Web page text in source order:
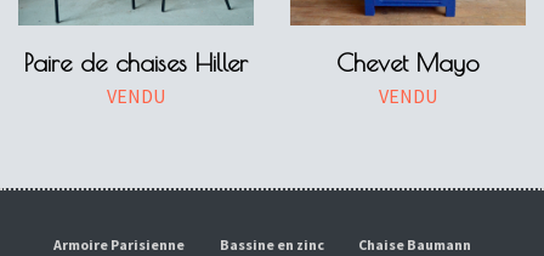
Paire de chaises Hiller
VENDU
Chevet Mayo
VENDU
Armoire Parisienne Bassine en zinc
Chaise Baumann